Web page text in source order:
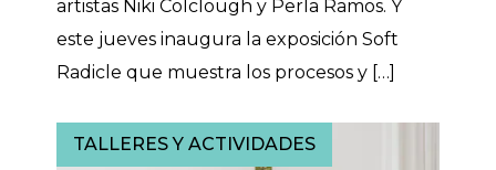
artistas Niki Colclough y Perla Ramos. Y
este jueves inaugura la exposición Soft
Radicle que muestra los procesos y […]
TALLERES Y ACTIVIDADES